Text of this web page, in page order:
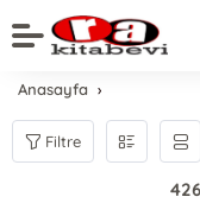
Anasayfa
Filtre
426